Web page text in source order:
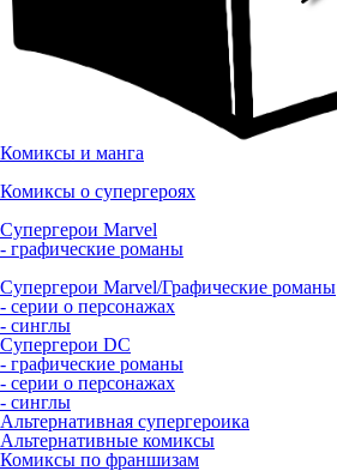
Комиксы и манга
Комиксы о супергероях
Супергерои Marvel
- графические романы
Супергерои Marvel/Графические романы
- серии о персонажах
- синглы
Супергерои DC
- графические романы
- серии о персонажах
- синглы
Альтернативная супергероика
Альтернативные комиксы
Комиксы по франшизам